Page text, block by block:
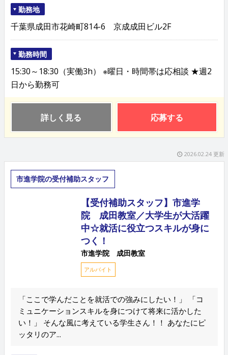
勤務地
千葉県成田市花崎町814-6 京成成田ビル2F
勤務時間
15:30～18:30（実働3h） ※曜日・時間帯は応相談 ★週2
日から勤務可
詳しく見る 応募する
2026.02.24 更新
市進学院の受付補助スタッフ
【受付補助スタッフ】市進学
院 成田教室／大学生が大活躍
中☆就活に役立つスキルが身に
つく！
市進学院 成田教室
アルバイト
「ここで学んだことを就活での強みにしたい！」 「コ
ミュニケーションスキルを身につけて将来に活かした
い！」 そんな風に考えている学生さん！！ あなたにピ
ッタリのア...